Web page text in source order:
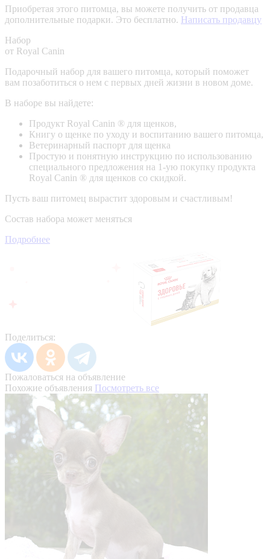
Приобретая этого питомца, вы можете получить от продавца
дополнительные подарки. Это бесплатно. Написать продавцу
Набор
от Royal Canin
Подарочный набор для вашего питомца, который поможет
вам позаботиться о нем с первых дней жизни в новом доме.
В наборе вы найдете:
Продукт Royal Canin ® для щенков,
Книгу о щенке по уходу и воспитанию вашего питомца,
Ветеринарный паспорт для щенка
Простую и понятную инструкцию по использованию
специального предложения на 1-ую покупку продукта
Royal Canin ® для щенков со скидкой.
Пусть ваш питомец вырастит здоровым и счастливым!
Состав набора может меняться
Подробнее
Поделиться:
Пожаловаться на объявление
Похожие объявления Посмотреть все